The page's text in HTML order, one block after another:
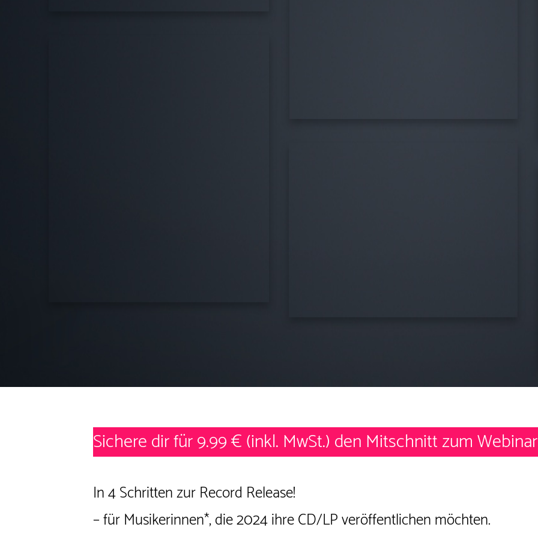
Sichere dir für 9.99 €(inkl. MwSt.) den Mitschnittzum
In 4 Schritten zur Record Release!
– für Musikerinnen*, die 2024 ihre CD/LP veröffentlichen möchten.